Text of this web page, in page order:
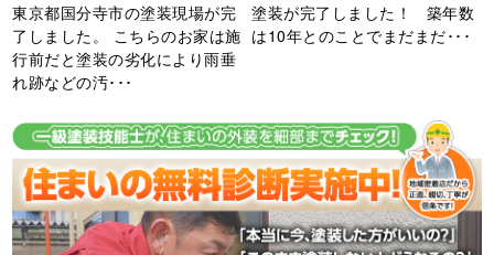
東京都国分寺市の塗装現場が完
了しました。 こちらのお家は施
行前だと塗装の劣化により雨垂
れ跡などの汚･･･
塗装が完了しました！ 築年数
は10年とのことでまだまだ･･･